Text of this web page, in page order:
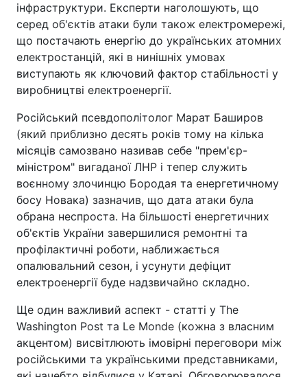
інфраструктури. Експерти наголошують, що
серед об'єктів атаки були також електромережі,
що постачають енергію до українських атомних
електростанцій, які в нинішніх умовах
виступають як ключовий фактор стабільності у
виробництві електроенергії.
Російський псевдополітолог Марат Баширов
(який приблизно десять років тому на кілька
місяців самозвано називав себе "прем'єр-
міністром" вигаданої ЛНР і тепер служить
воєнному злочинцю Бородая та енергетичному
босу Новака) зазначив, що дата атаки була
обрана неспроста. На більшості енергетичних
об'єктів України завершилися ремонтні та
профілактичні роботи, наближається
опалювальний сезон, і усунути дефіцит
електроенергії буде надзвичайно складно.
Ще один важливий аспект - статті у The
Washington Post та Le Monde (кожна з власним
акцентом) висвітлюють імовірні переговори між
російськими та українськими представниками,